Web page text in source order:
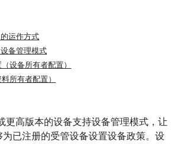
运作方式
备管理模式
设备所有者配置）
所有者配置）
更高版本的设备支持设备管理模式，让
已注册的受管设备设置设备政策。设